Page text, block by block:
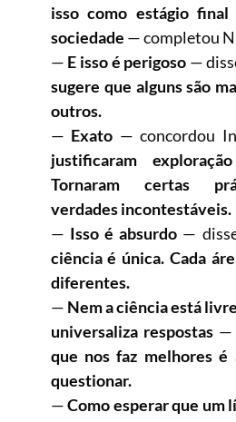
isso como estágio
sociedade — completou
— E isso é perigoso —
sugere que alguns são
outros.
— Exato — concordou
justificaram
Tornaram certas
verdades incontestáveis.
— Isso é absurdo —
ciência é única. Cada
diferentes.
— Nem a ciência está
universaliza respostas —
que nos faz melhores é
questionar.
—Como esperar que um